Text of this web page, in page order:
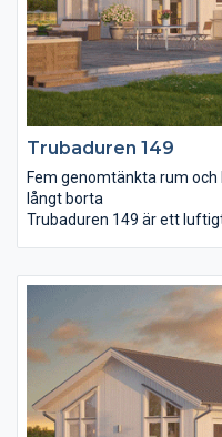
Trubaduren 149
Fem genomtänkta rum
långt borta
Trubaduren 149 är ett
och öppna tak skänker ljus
att umgås och trivas på.
skjutparti som tar er ut till
är centralt placerat och
köksö gör det extra
Föräldrasovrummet har
closet.